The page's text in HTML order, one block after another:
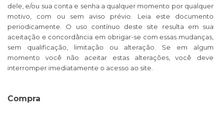
dele, e/ou sua conta e senha a qualquer momento por qualquer
motivo, com ou sem aviso prévio. Leia este documento
periodicamente. O uso contínuo deste site resulta em sua
aceitação e concordância em obrigar-se com essas mudanças,
sem qualificação, limitação ou alteração. Se em algum
momento você não aceitar estas alterações, você deve
interromper imediatamente o acesso ao site.
Compra